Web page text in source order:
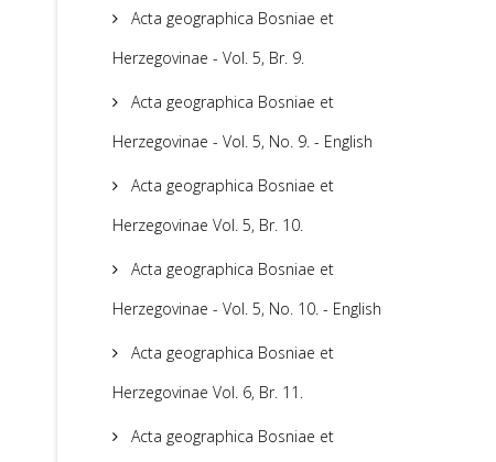
Acta geographica Bosniae et
Herzegovinae - Vol. 5, Br. 9.
Acta geographica Bosniae et
Herzegovinae - Vol. 5, No. 9. - English
Acta geographica Bosniae et
Herzegovinae Vol. 5, Br. 10.
Acta geographica Bosniae et
Herzegovinae - Vol. 5, No. 10. - English
Acta geographica Bosniae et
Herzegovinae Vol. 6, Br. 11.
Acta geographica Bosniae et